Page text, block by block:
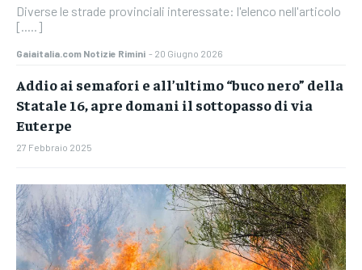
Diverse le strade provinciali interessate: l'elenco nell'articolo
[.....]
Gaiaitalia.com Notizie Rimini - 20 Giugno 2026
Addio ai semafori e all’ultimo “buco nero” della
Statale 16, apre domani il sottopasso di via
Euterpe
27 Febbraio 2025